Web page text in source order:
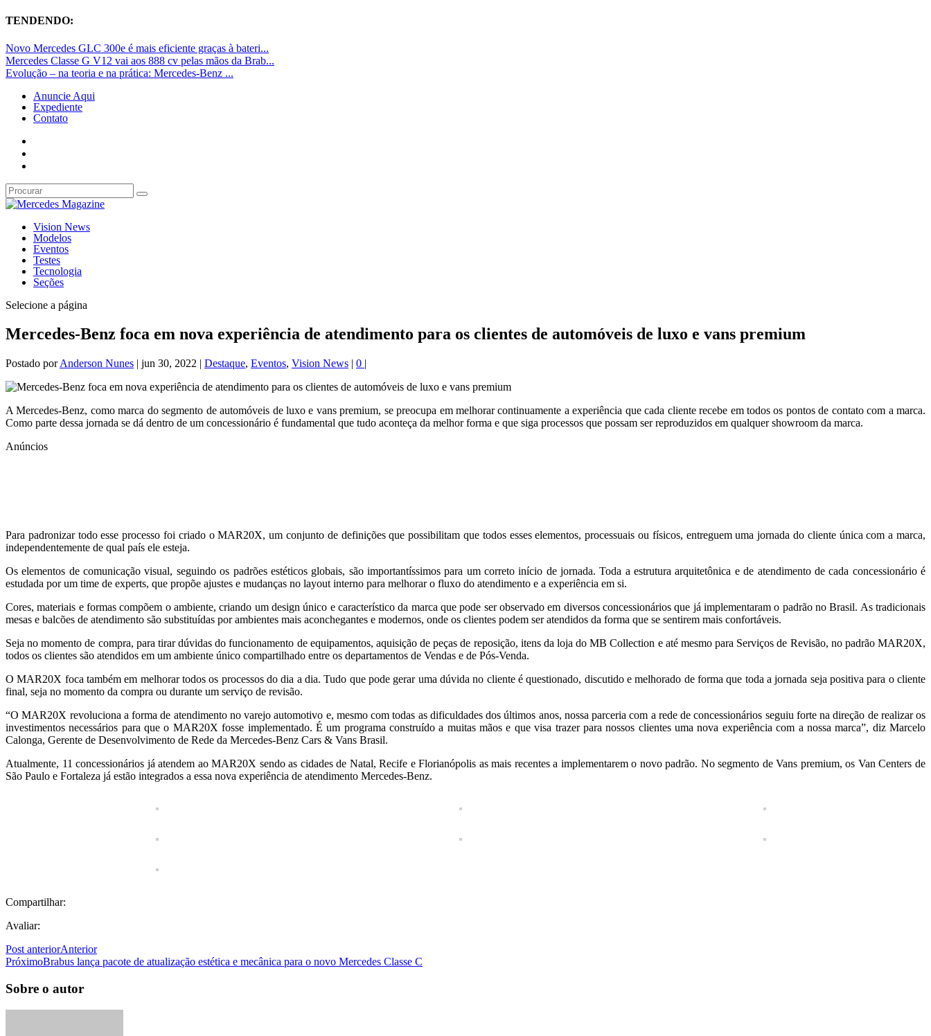
TENDENDO:
Novo Mercedes GLC 300e é mais eficiente graças à bateri...
Mercedes Classe G V12 vai aos 888 cv pelas mãos da Brab...
Evolução – na teoria e na prática: Mercedes-Benz ...
Anuncie Aqui
Expediente
Contato
Vision News
Modelos
Eventos
Testes
Tecnologia
Seções
Selecione a página
Mercedes-Benz foca em nova experiência de atendimento para os clientes de automóveis de luxo e vans premium
Postado porAnderson Nunes | jun 30, 2022 | Destaque, Eventos, Vision News | 0 |
A Mercedes-Benz, como marca do segmento de automóveis de luxo e vans premium, se preocupa em melhorar continuamente a experiência que cada cliente recebe em todos os pontos de contato com a marca.
Como parte dessa jornada se dá dentro de um concessionário é fundamental que tudo aconteça da melhor forma e que siga processos que possam ser reproduzidos em qualquer showroom da marca.
Anúncios
Para padronizar todo esse processo foi criado o MAR20X, um conjunto de definições que possibilitam que todos esses elementos, processuais ou físicos, entreguem uma jornada do cliente única com a marca,
independentemente de qual país ele esteja.
Os elementos de comunicação visual, seguindo os padrões estéticos globais, são importantíssimos para um correto início de jornada. Toda a estrutura arquitetônica e de atendimento de cada concessionário é
estudada por um time de experts, que propõe ajustes e mudanças no layout interno para melhorar o fluxo do atendimento e a experiência em si.
Cores, materiais e formas compõem o ambiente, criando um design único e característico da marca que pode ser observado em diversos concessionários que já implementaram o padrão no Brasil. As tradicionais
mesas e balcões de atendimento são substituídas por ambientes mais aconchegantes e modernos, onde os clientes podem ser atendidos da forma que se sentirem mais confortáveis.
Seja no momento de compra, para tirar dúvidas do funcionamento de equipamentos, aquisição de peças de reposição, itens da loja do MB Collection e até mesmo para Serviços de Revisão, no padrão MAR20X,
todos os clientes são atendidos em um ambiente único compartilhado entre os departamentos de Vendas e de Pós-Venda.
O MAR20X foca também em melhorar todos os processos do dia a dia. Tudo que pode gerar uma dúvida no cliente é questionado, discutido e melhorado de forma que toda a jornada seja positiva para o cliente
final, seja no momento da compra ou durante um serviço de revisão.
“O MAR20X revoluciona a forma de atendimento no varejo automotivo e, mesmo com todas as dificuldades dos últimos anos, nossa parceria com a rede de concessionários seguiu forte na direção de realizar os
investimentos necessários para que o MAR20X fosse implementado. É um programa construído a muitas mãos e que visa trazer para nossos clientes uma nova experiência com a nossa marca”, diz Marcelo
Calonga, Gerente de Desenvolvimento de Rede da Mercedes-Benz Cars & Vans Brasil.
Atualmente, 11 concessionários já atendem ao MAR20X sendo as cidades de Natal, Recife e Florianópolis as mais recentes a implementarem o novo padrão. No segmento de Vans premium, os Van Centers de
São Paulo e Fortaleza já estão integrados a essa nova experiência de atendimento Mercedes-Benz.
Compartilhar:
Avaliar:
Post anteriorAnterior
PróximoBrabus lança pacote de atualização estética e mecânica para o novo Mercedes Classe C
Sobre o autor